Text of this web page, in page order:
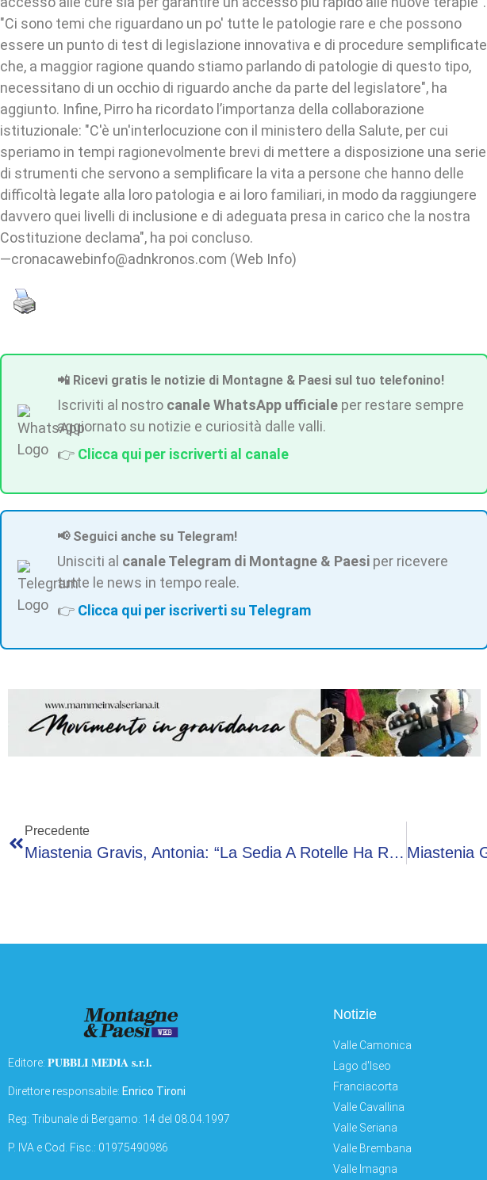
"Ci sono temi che riguardano un po' tutte le patologie rare e che possono
essere un punto di test di legislazione innovativa e di procedure semplificate
che, a maggior ragione quando stiamo parlando di patologie di questo tipo,
necessitano di un occhio di riguardo anche da parte del legislatore", ha
aggiunto. Infine, Pirro ha ricordato l’importanza della collaborazione
istituzionale: "C'è un'interlocuzione con il ministero della Salute, per cui
speriamo in tempi ragionevolmente brevi di mettere a disposizione una serie
di strumenti che servono a semplificare la vita a persone che hanno delle
difficoltà legate alla loro patologia e ai loro familiari, in modo da raggiungere
davvero quei livelli di inclusione e di adeguata presa in carico che la nostra
Costituzione declama", ha poi concluso.
—cronacawebinfo@adnkronos.com (Web Info)
📲 Ricevi gratis le notizie di Montagne & Paesi sul tuo telefonino!
Iscriviti al nostro canale WhatsApp ufficiale per restare sempre
aggiornato su notizie e curiosità dalle valli.
👉 Clicca qui per iscriverti al canale
📢 Seguici anche su Telegram!
Unisciti al canale Telegram di Montagne & Paesi per ricevere
tutte le news in tempo reale.
👉 Clicca qui per iscriverti su Telegram
Precedente
Miastenia Gravis, Antonia: “La Sedia A Rotelle Ha Reso Visibile La Mia Patologia”
Editore: PUBBLI MEDIA s.r.l.
Direttore responsabile: Enrico Tironi
Reg: Tribunale di Bergamo: 14 del 08.04.1997
P. IVA e Cod. Fisc.: 01975490986
Notizie
Valle Camonica
Lago d'Iseo
Franciacorta
Valle Cavallina
Valle Seriana
Valle Brembana
Valle Imagna